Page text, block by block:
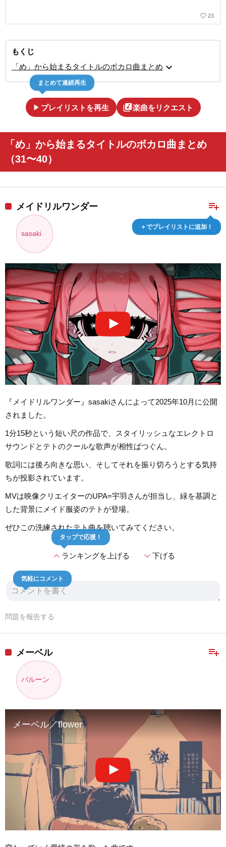
favorite_border 23
もくじ
「め」から始まるタイトルのボカロ曲まとめ expand_more
play_arrow プレイリストを再生
まとめて連続再生
library_music楽曲をリクエスト
「め」から始まるタイトルのボカロ曲まとめ
（31〜40）
playlist_add
＋でプレイリストに追加！
メイドリルワンダー
sasaki
️ ️️ ️
『メイドリルワンダー』sasakiさんによって2025年10月に公開
されました。
1分15秒という短い尺の作品で、スタイリッシュなエレクトロ
サウンドとテトのクールな歌声が相性ばつぐん。
歌詞には後ろ向きな思い、そしてそれを振り切ろうとする気持
ちが投影されています。
MVは映像クリエイターのUPA=宇羽さんが担当し、緑を基調と
した背景にメイド服姿のテトが登場。
ぜひこの洗練されたテト曲を聴いてみてください。
expand_lessランキングを上げる
タップで応援！
expand_more下げる
気軽にコメント
問題を報告する
playlist_add
メーベル
バルーン
メーベル／flower